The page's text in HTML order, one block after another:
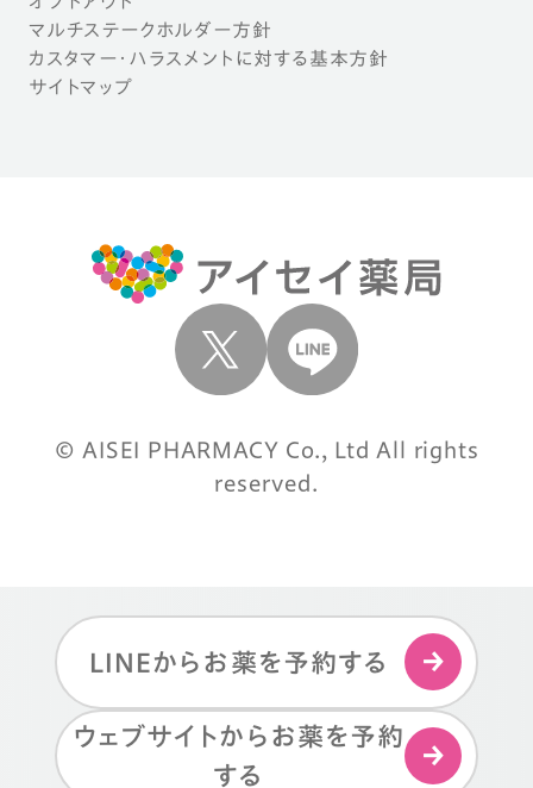
LINEからお薬を予約する
ウェブサイトからお薬を予約
する
マルチステークホルダー方針
カスタマー・ハラスメントに対する基本方針
サイトマップ
© AISEI PHARMACY Co., Ltd All rights
reserved.